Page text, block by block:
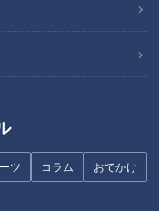
ツ コラム おでかけ
・豊川市だけ愛されフ